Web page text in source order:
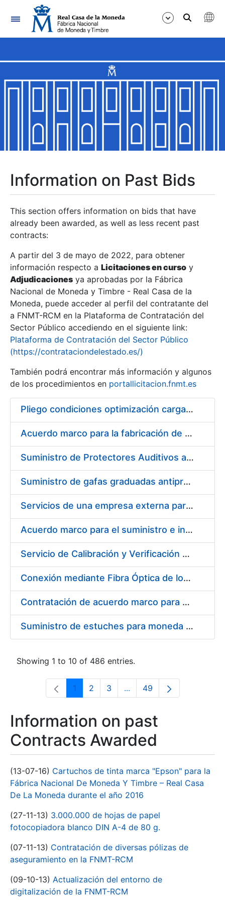
Navigation
Show/Hide
Show/Hide
Show/Hide
Show/Hide
Show/Hide
Show/Hide
Information on Past Bids
This section offers information on bids that have
already been awarded, as well as less recent past
contracts:
A partir del 3 de mayo de 2022, para obtener
información respecto a Licitaciones en curso y
Adjudicaciones ya aprobadas por la Fábrica
Nacional de Moneda y Timbre - Real Casa de la
Moneda, puede acceder al perfil del contratante del
a FNMT-RCM en la Plataforma de Contratación del
Sector Público accediendo en el siguiente link:
Plataforma de Contratación del Sector Público
(https://contrataciondelestado.es/)
También podrá encontrar más información y algunos
de los procedimientos en portallicitacion.fnmt.es
Pliego condiciones optimización cargas compras firmado
Acuerdo marco para la fabricación de piezas
Suministro de Protectores Auditivos a medida para las personas trabajadoras de los Centros de Trabajo de Madrid y Burgos
Suministro de gafas graduadas antiproyecciones para los trabajadores de la FNMT-RCM en los centros de trabajo de Madrid y Burgos
Servicios de una empresa externa para el asesoramiento y resolución de los recursos de alzada que se presentan relacionados con procesos de selección para la FNMT-RCM
Acuerdo marco para el suministro e instalación de persianas, estores y otros complementos
Servicio de Calibración y Verificación Externa de los Equipos de Medición del Servicio de Prevención de la FNMT-RCM
Conexión mediante Fibra Óptica de los Centros de Proceso de Datos (CPDs) de las sedes de la FNMT-RCM de Burgos y Madrid
Contratación de acuerdo marco para el Suministro de Material de Electricidad para la Fábrica Nacional de Moneda y Timbre-Real Casa de la Moneda en su centro de trabajo de Burgos
Suministro de estuches para moneda de 30 €
Showing 1 to 10 of 486 entries.
Page
1 Page
2 Page
3 ...Intermediate Pages Use
Page
49
Information on past
Contracts Awarded
(13-07-16) Cartuchos de tinta marca "Epson" para la
Fábrica Nacional De Moneda Y Timbre – Real Casa
De La Moneda durante el año 2016
(27-11-13) 3.000.000 de hojas de papel
fotocopiadora blanco DIN A-4 de 80 g.
(07-11-13) Contratación de diversas pólizas de
aseguramiento en la FNMT-RCM
(09-10-13) Actualización del entorno de
digitalización de la FNMT-RCM